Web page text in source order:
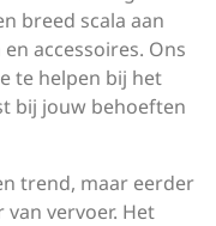
breed scala aan
accessoires. Ons
te helpen bij het
bij jouw behoeften
trend, maar eerder
vervoer. Het